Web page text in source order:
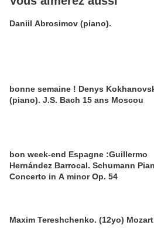
Daniil Abrosimov (piano).
bonne semaine ! Denys Kokhanovsky
(piano). J.S. Bach 15 ans Moscou
bon week-end Espagne :Guillermo
Hernández Barrocal. Schumann Piano
Concerto in A minor Op. 54
Maxim Tereshchenko. (12yo) Mozart